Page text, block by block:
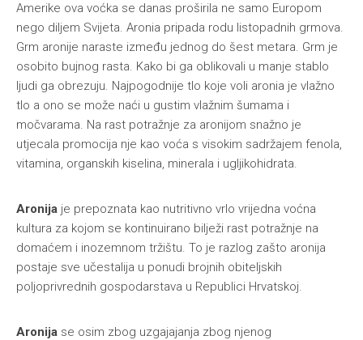
Amerike ova voćka se danas proširila ne samo Europom
nego diljem Svijeta. Aronia pripada rodu listopadnih grmova.
Grm aronije naraste između jednog do šest metara. Grm je
osobito bujnog rasta. Kako bi ga oblikovali u manje stablo
ljudi ga obrezuju. Najpogodnije tlo koje voli aronia je vlažno
tlo a ono se može naći u gustim vlažnim šumama i
močvarama. Na rast potražnje za aronijom snažno je
utjecala promocija nje kao voća s visokim sadržajem fenola,
vitamina, organskih kiselina, minerala i ugljikohidrata.
Aronija je prepoznata kao nutritivno vrlo vrijedna voćna
kultura za kojom se kontinuirano bilježi rast potražnje na
domaćem i inozemnom tržištu. To je razlog zašto aronija
postaje sve učestalija u ponudi brojnih obiteljskih
poljoprivrednih gospodarstava u Republici Hrvatskoj.
Aronija se osim zbog uzgajajanja zbog njenog